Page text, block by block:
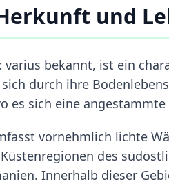
und
varius bekannt, ist ein
durch ihre
es sich eine
vornehmlich lichte
des
Innerhalb dieser